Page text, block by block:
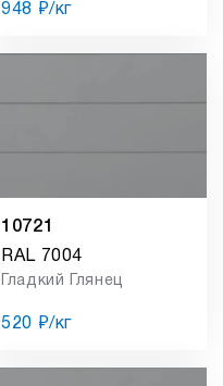
948 ₽/кг
10721
RAL 7004
Гладкий Глянец
520 ₽/кг